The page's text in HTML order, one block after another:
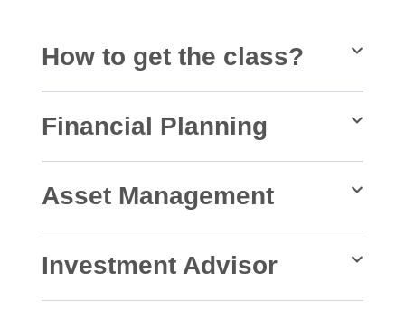
How to get the class?
Financial Planning
Asset Management
Investment Advisor